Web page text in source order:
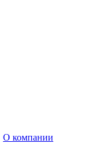
О компании